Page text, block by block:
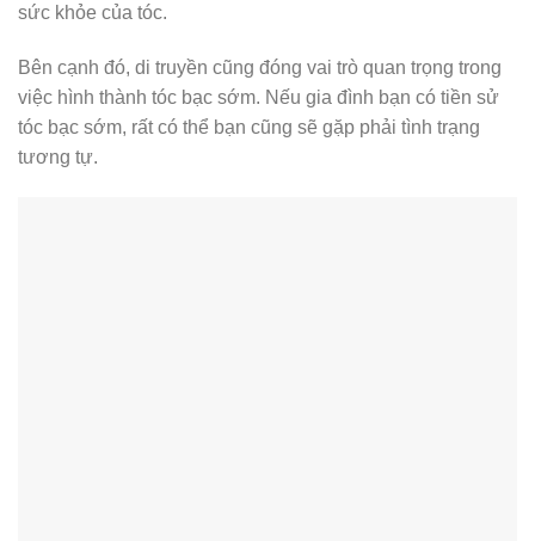
sức khỏe của tóc.
Bên cạnh đó, di truyền cũng đóng vai trò quan trọng trong
việc hình thành tóc bạc sớm. Nếu gia đình bạn có tiền sử
tóc bạc sớm, rất có thể bạn cũng sẽ gặp phải tình trạng
tương tự.